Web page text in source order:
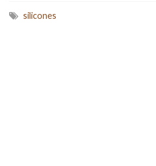
silicones